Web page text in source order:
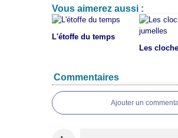
Vous aimerez aussi :
L'étoffe du temps
Les
Commentaires
Ajouter un